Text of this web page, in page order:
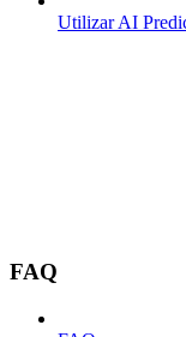
Utilizar AI
FAQ